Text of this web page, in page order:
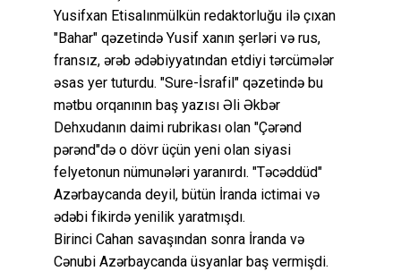
Yusifxan Etisalınmülkün redaktorluğu ilə çıxan
"Bahar" qəzetində Yusif xanın şerləri və rus,
fransız, ərəb ədəbiyyatından etdiyi tərcümələr
əsas yer tuturdu. "Sure-İsrafil" qəzetində bu
mətbu orqanının baş yazısı Əli Əkbər
Dehxudanın daimi rubrikası olan "Çərənd
pərənd"də o dövr üçün yeni olan siyasi
felyetonun nümunələri yaranırdı. "Təcəddüd"
Azərbaycanda deyil, bütün İranda ictimai və
ədəbi fikirdə yenilik yaratmışdı.
Birinci Cahan savaşından sonra İranda və
Cənubi Azərbaycanda üsyanlar baş vermişdi.